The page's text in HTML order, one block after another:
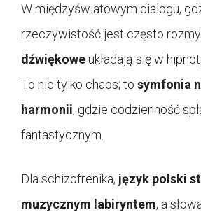
W międzyświatowym dialogu,
rzeczywistość jest często
dźwiękoweukładają się w
To nie tylko chaos; to symfonia
harmonii, gdzie codzienność
fantastycznym.
Dla schizofrenika, język polski
muzycznym labiryntem, a